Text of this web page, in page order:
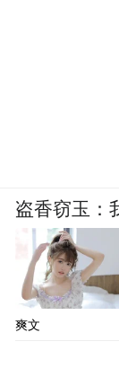
盗香窃玉：
爽文